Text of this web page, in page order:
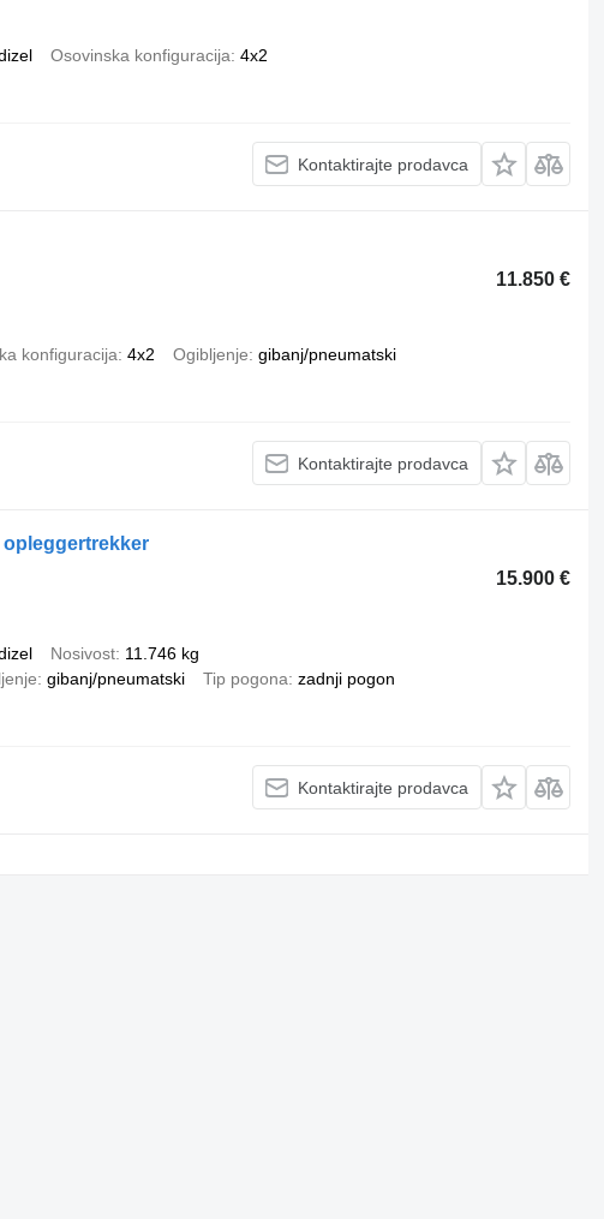
Osovinska konfiguracija 4x2
Kontaktirajte prodavca
11.850 €
konfiguracija 4x2 Ogibljenje gibanj/pneumatski
Kontaktirajte prodavca
opleggertrekker
15.900 €
Nosivost 11.746 kg
gibanj/pneumatski Tip pogona zadnji pogon
Kontaktirajte prodavca